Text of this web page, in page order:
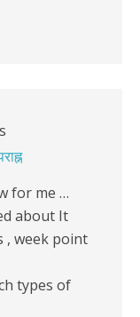
for me …
about It
, week point
types of